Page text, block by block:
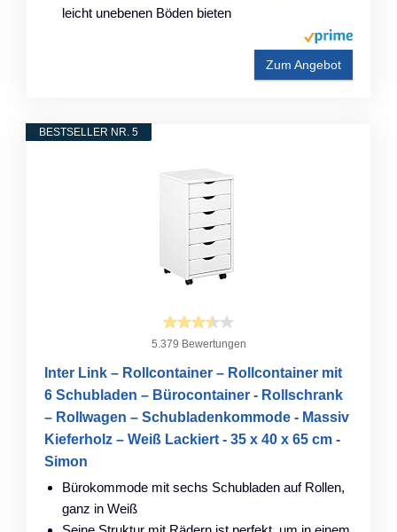
leicht unebenen Böden bieten
Zum Angebot
BESTSELLER NR. 5
5.379 Bewertungen
Inter Link – Rollcontainer – Rollcontainer mit
6 Schubladen – Bürocontainer - Rollschrank
– Rollwagen – Schubladenkommode - Massiv
Kieferholz – Weiß Lackiert - 35 x 40 x 65 cm -
Simon
Bürokommode mit sechs Schubladen auf Rollen,
ganz in Weiß